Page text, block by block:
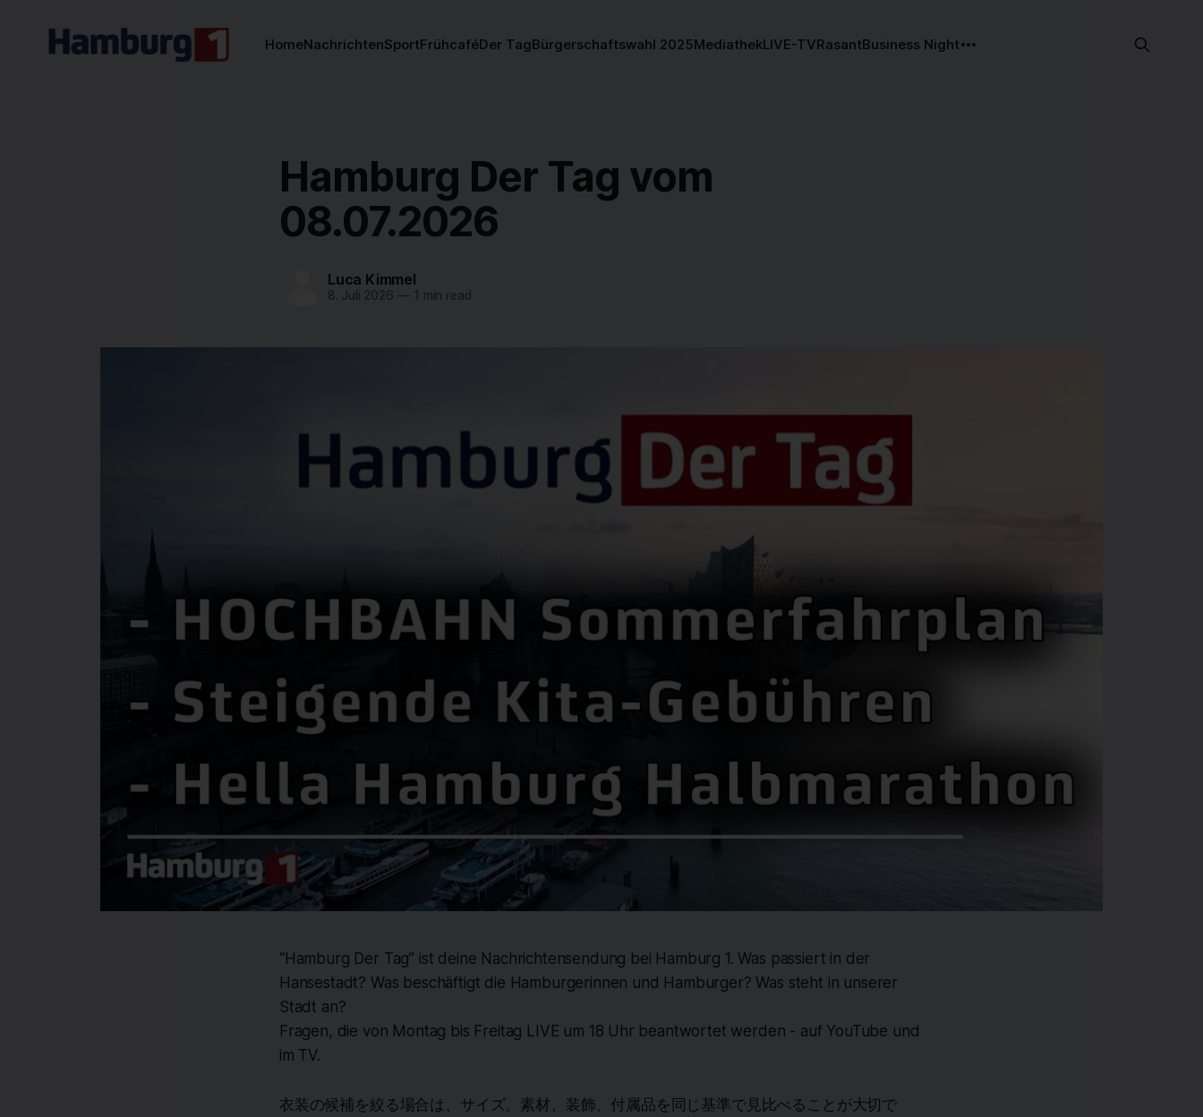
HomeNachrichtenSportFrühcaféDer TagBürgerschaftswahl 2025MediathekLIVE-TVRasantBusiness Night
Hamburg Der Tag vom
08.07.2026
Luca Kimmel
8. Juli 2026 —1 min read
“Hamburg Der Tag” ist deine Nachrichtensendung bei Hamburg 1. Was passiert in der
Hansestadt? Was beschäftigt die Hamburgerinnen und Hamburger? Was steht in unserer
Stadt an?
Fragen, die von Montag bis Freitag LIVE um 18 Uhr beantwortet werden - auf YouTube und
im TV.
衣装の候補を絞る場合は、サイズ、素材、装飾、付属品を同じ基準で見比べることが大切で